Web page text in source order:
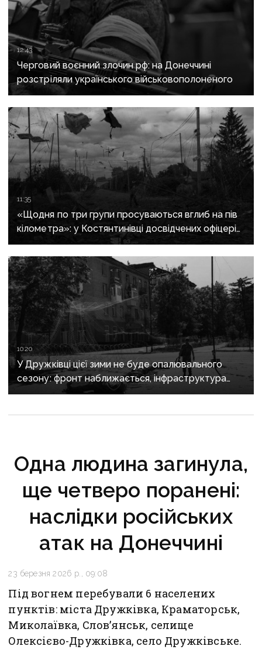
12:43
Черговий воєнний злочин рф: на Донеччині
розстріляли українського військовополоненого
11:35
«Щодня по три групи просуваються вглиб на пів
кілометра»: у Костянтинівці досвідчених офіцерів
рф відправляють на штурми позицій
10:20
У Дружківці цієї зими не буде опалювального
сезону: фронт наближається, інфраструктура
критично зруйнована
Одна людина загинула,
ще четверо поранені:
наслідки російських
атак на Донеччині
23 березня 2026 р., 09:08
Під вогнем перебували 6 населених
пунктів: міста Дружківка, Краматорськ,
Миколаївка, Слов’янськ, селище
Олексієво-Дружківка, село Дружківське.